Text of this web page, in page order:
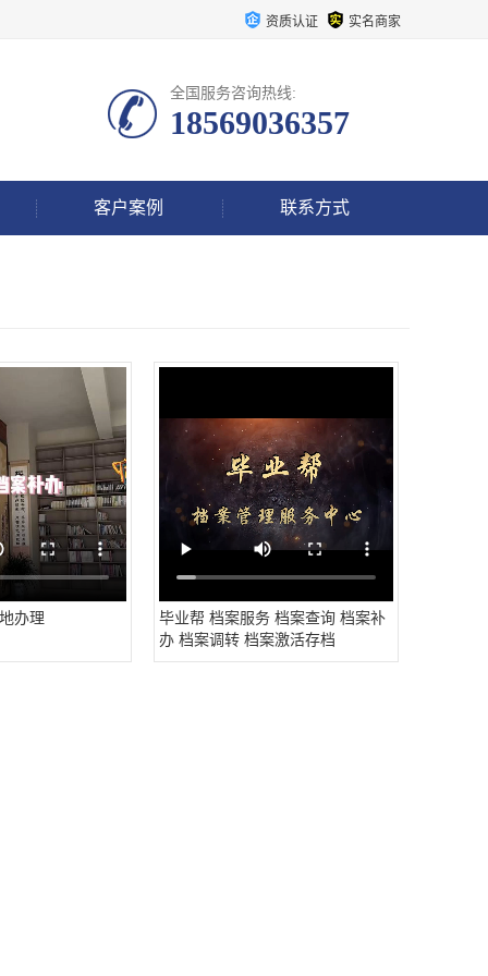
资质认证 实名商家
全国服务咨询热线:
18569036357
客户案例 联系方式
办理
毕业帮 档案服务 档案查询 档案补
办 档案调转 档案激活存档